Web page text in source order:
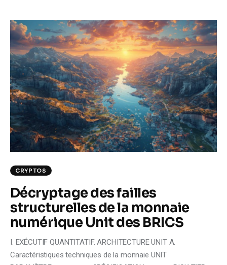
CRYPTOS
Décryptage des failles
structurelles de la monnaie
numérique Unit des BRICS
I. EXÉCUTIF QUANTITATIF. ARCHITECTURE UNIT A.
Caractéristiques techniques de la monnaie UNIT